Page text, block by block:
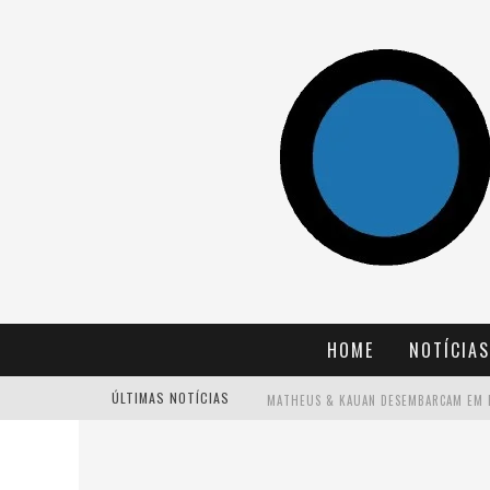
HOME NOTÍCIAS
ÚLTIMAS NOTÍCIAS